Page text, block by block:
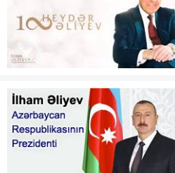
haqqında" Azərbaycan
Respublikası Prezidentinin
2019-cu il 30 dekabr tarixli
911 nömrəli Fərmanında
2020-ci il 12 may tarixli
1017 nömrəli
fərmanlarında dəyişiklik
edilməsi haqqında
“İşğaldan azad edilmiş